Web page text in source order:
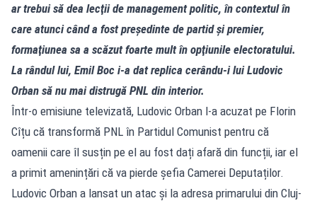
ar trebui să dea lecţii de management politic, în contextul în
care atunci când a fost preşedinte de partid şi premier,
formaţiunea sa a scăzut foarte mult în opţiunile electoratului.
La rândul lui, Emil Boc i-a dat replica cerându-i lui Ludovic
Orban să nu mai distrugă PNL din interior.
Într-o emisiune televizată, Ludovic Orban l-a acuzat pe Florin
Cîțu că transformă PNL în Partidul Comunist pentru că
oamenii care îl susțin pe el au fost dați afară din funcții, iar el
a primit amenințări că va pierde șefia Camerei Deputaților.
Ludovic Orban a lansat un atac și la adresa primarului din Cluj-